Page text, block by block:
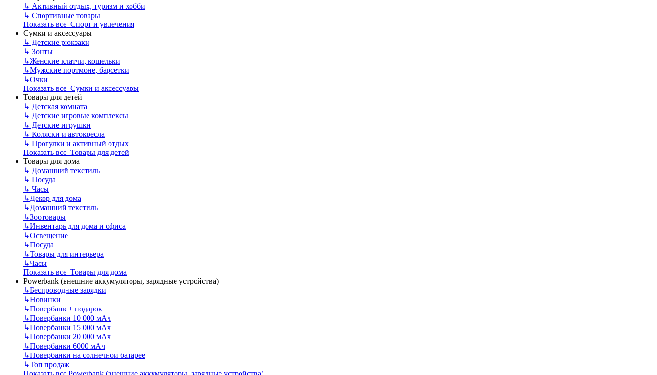
↳ Активный отдых, туризм и хобби
↳ Спортивные товары
Показать все Спорт и увлечения
Сумки и аксессуары
↳ Детские рюкзаки
↳ Зонты
↳Женские клатчи, кошельки
↳Мужские портмоне, барсетки
↳Очки
Показать все Сумки и аксессуары
Товары для детей
↳ Детская комната
↳ Детские игровые комплексы
↳ Детские игрушки
↳ Коляски и автокресла
↳ Прогулки и активный отдых
Показать все Товары для детей
Товары для дома
↳ Домашний текстиль
↳ Посуда
↳ Часы
↳Декор для дома
↳Домашний текстиль
↳Зоотовары
↳Инвентарь для дома и офиса
↳Освещение
↳Посуда
↳Товары для интерьера
↳Часы
Показать все Товары для дома
Powerbank (внешние аккумуляторы, зарядные устройства)
↳Беспроводные зарядки
↳Новинки
↳Повербанк + подарок
↳Повербанки 10 000 мАч
↳Повербанки 15 000 мАч
↳Повербанки 20 000 мАч
↳Повербанки 6000 мАч
↳Повербанки на солнечной батарее
↳Топ продаж
Показать все Powerbank (внешние аккумуляторы, зарядные устройства)